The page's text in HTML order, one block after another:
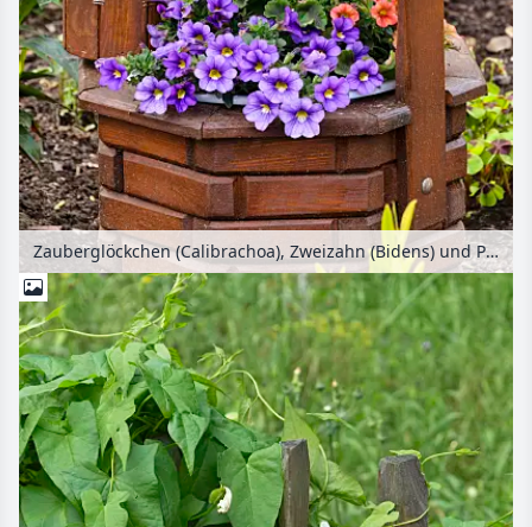
Zauberglöckchen (Calibrachoa), Zweizahn (Bidens) und Pelargonie (Pelargonium) in einem Holzbrunnen